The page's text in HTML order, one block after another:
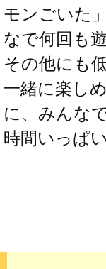
モンごいた
なで何回も
その他にも
一緒に楽し
に、みんな
時間いっぱ